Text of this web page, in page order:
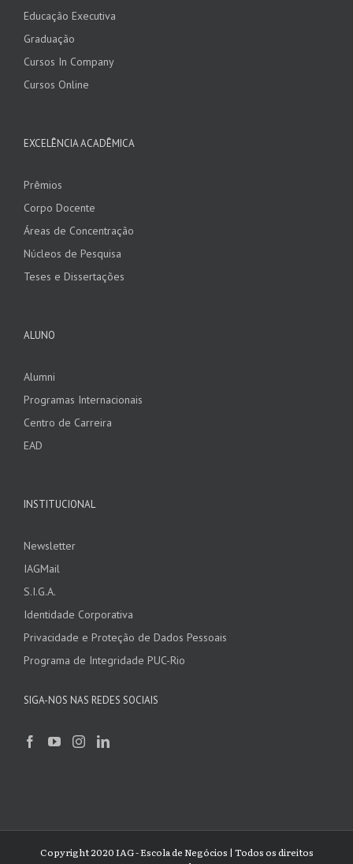
Educação Executiva
Graduação
Cursos In Company
Cursos Online
EXCELÊNCIA ACADÊMICA
Prêmios
Corpo Docente
Áreas de Concentração
Núcleos de Pesquisa
Teses e Dissertações
ALUNO
Alumni
Programas Internacionais
Centro de Carreira
EAD
INSTITUCIONAL
Newsletter
IAGMail
S.I.G.A.
Identidade Corporativa
Privacidade e Proteção de Dados Pessoais
Programa de Integridade PUC-Rio
SIGA-NOS NAS REDES SOCIAIS
Copyright 2020 IAG - Escola de Negócios | Todos os direitos